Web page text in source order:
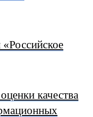
качества